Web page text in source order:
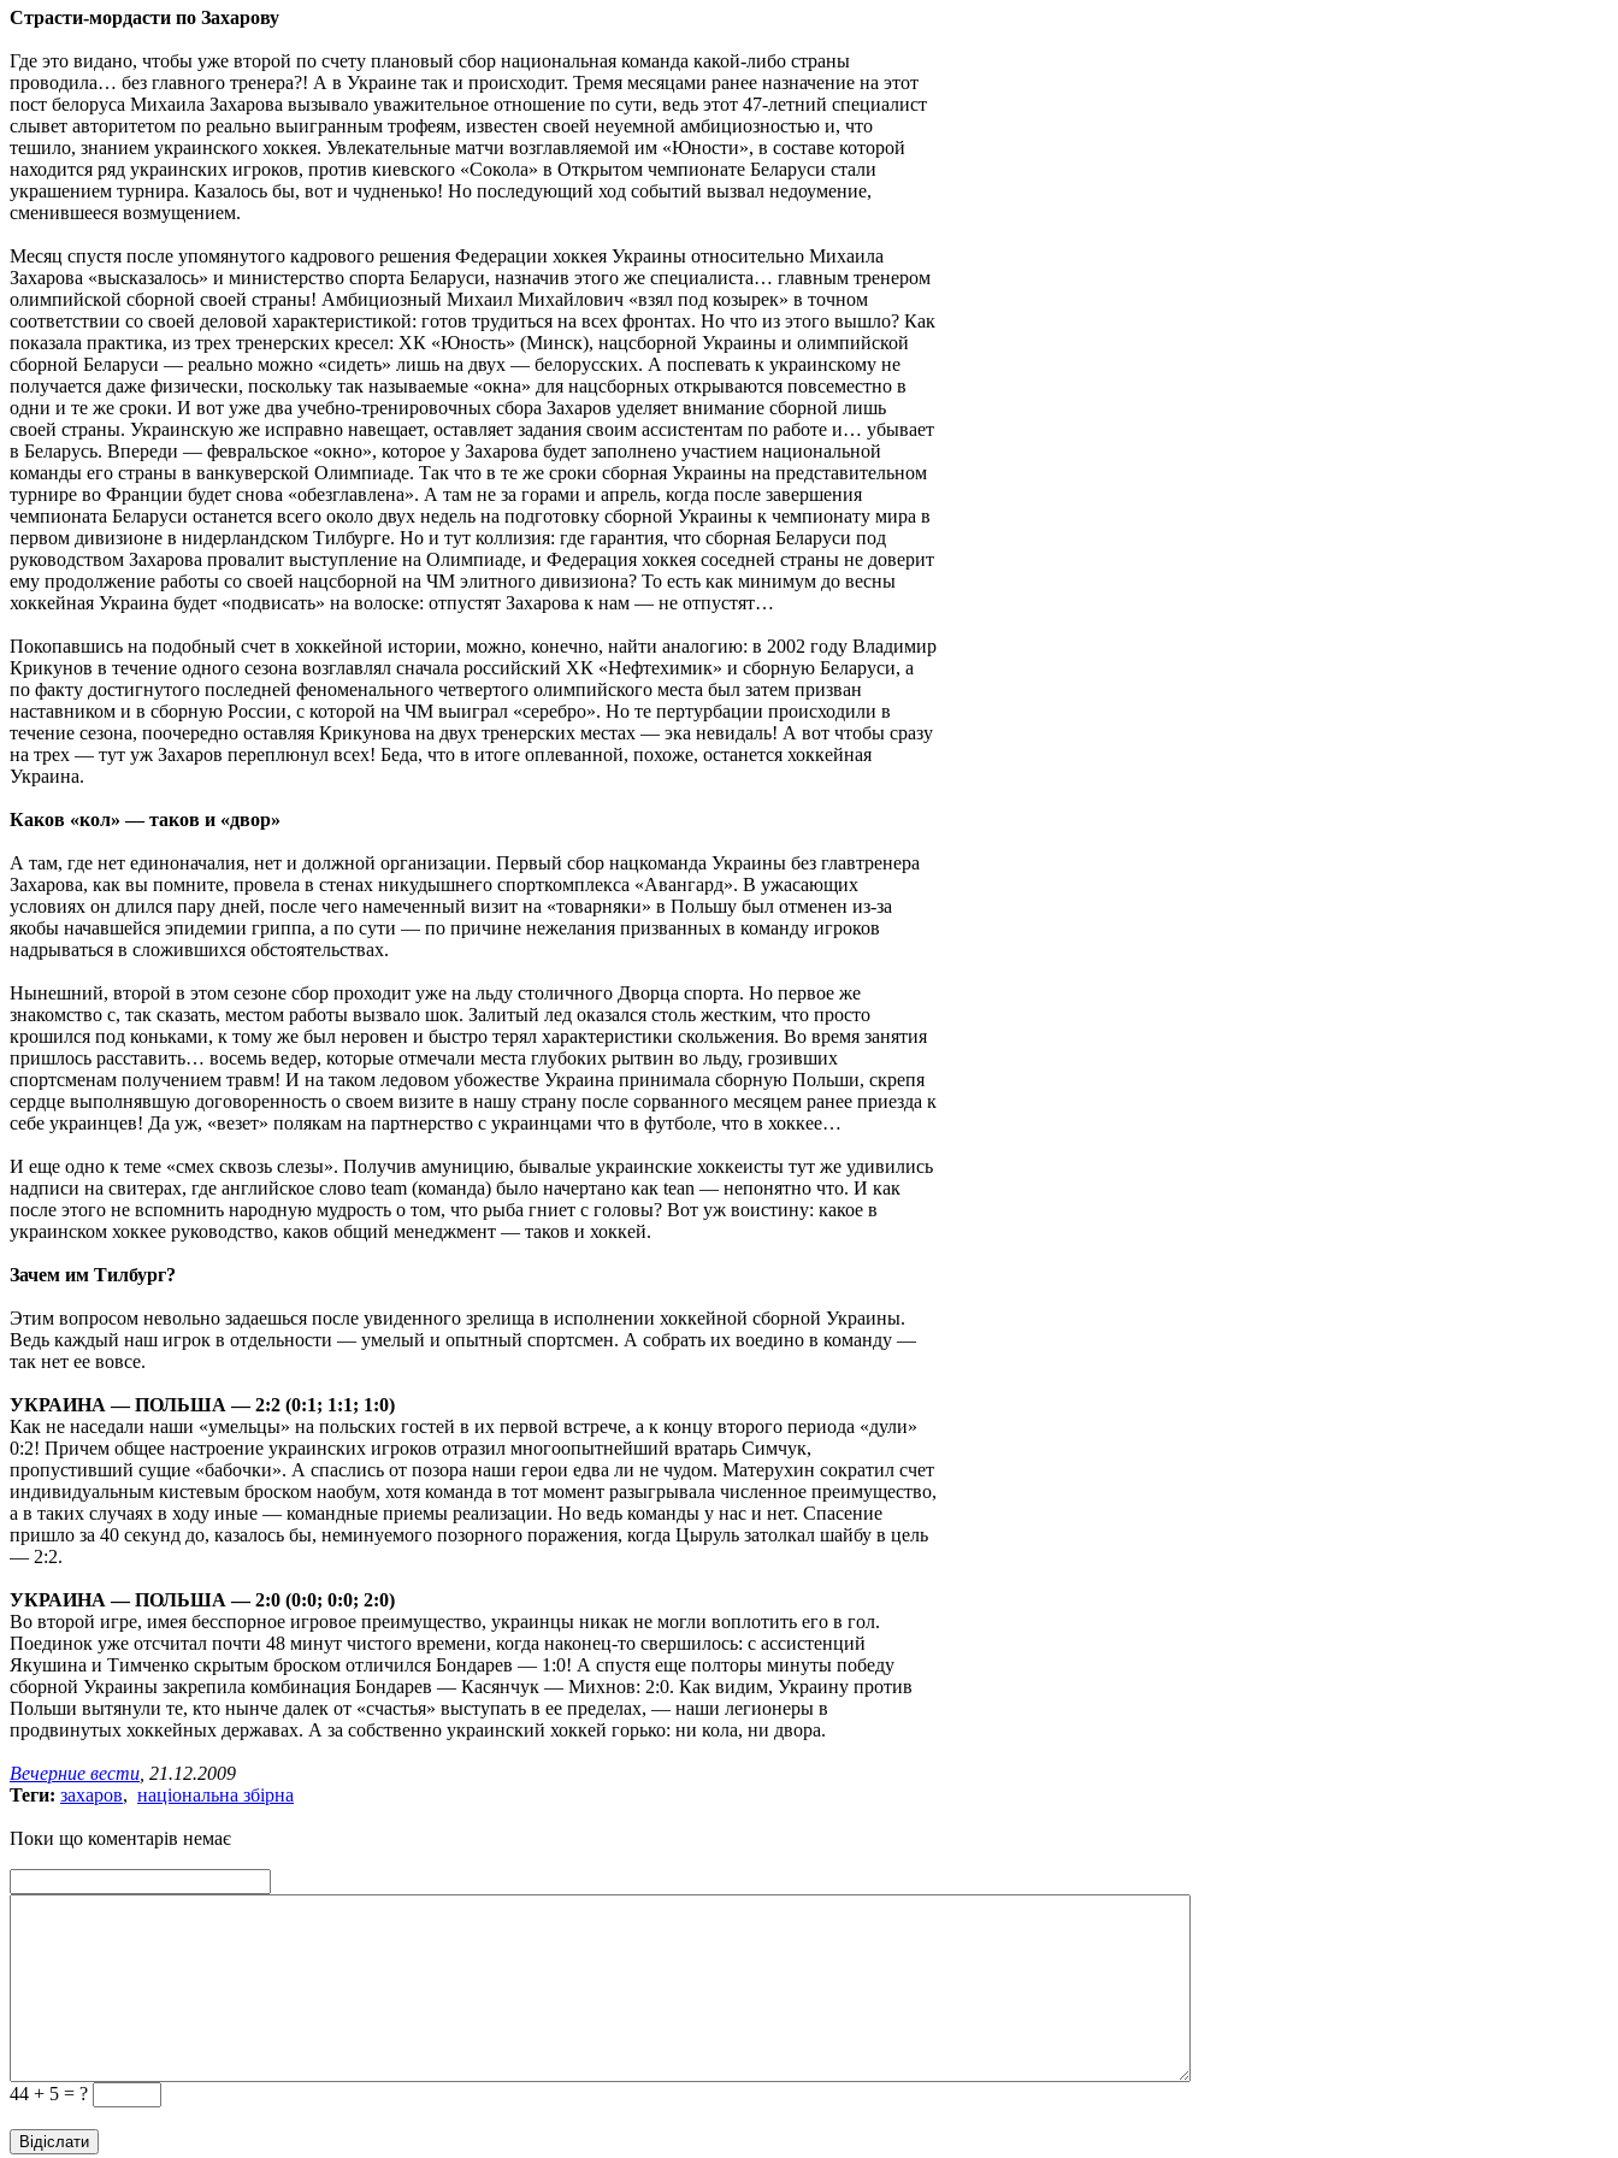
Страсти-мордасти по Захарову
Где это видано, чтобы уже второй по счету плановый сбор национальная команда какой-либо страны
проводила… без главного тренера?! А в Украине так и происходит. Тремя месяцами ранее назначение на этот
пост белоруса Михаила Захарова вызывало уважительное отношение по сути, ведь этот 47-летний специалист
слывет авторитетом по реально выигранным трофеям, известен своей неуемной амбициозностью и, что
тешило, знанием украинского хоккея. Увлекательные матчи возглавляемой им «Юности», в составе которой
находится ряд украинских игроков, против киевского «Сокола» в Открытом чемпионате Беларуси стали
украшением турнира. Казалось бы, вот и чудненько! Но последующий ход событий вызвал недоумение,
сменившееся возмущением.
Месяц спустя после упомянутого кадрового решения Федерации хоккея Украины относительно Михаила
Захарова «высказалось» и министерство спорта Беларуси, назначив этого же специалиста… главным тренером
олимпийской сборной своей страны! Амбициозный Михаил Михайлович «взял под козырек» в точном
соответствии со своей деловой характеристикой: готов трудиться на всех фронтах. Но что из этого вышло? Как
показала практика, из трех тренерских кресел: ХК «Юность» (Минск), нацсборной Украины и олимпийской
сборной Беларуси — реально можно «сидеть» лишь на двух — белорусских. А поспевать к украинскому не
получается даже физически, поскольку так называемые «окна» для нацсборных открываются повсеместно в
одни и те же сроки. И вот уже два учебно-тренировочных сбора Захаров уделяет внимание сборной лишь
своей страны. Украинскую же исправно навещает, оставляет задания своим ассистентам по работе и… убывает
в Беларусь. Впереди — февральское «окно», которое у Захарова будет заполнено участием национальной
команды его страны в ванкуверской Олимпиаде. Так что в те же сроки сборная Украины на представительном
турнире во Франции будет снова «обезглавлена». А там не за горами и апрель, когда после завершения
чемпионата Беларуси останется всего около двух недель на подготовку сборной Украины к чемпионату мира в
первом дивизионе в нидерландском Тилбурге. Но и тут коллизия: где гарантия, что сборная Беларуси под
руководством Захарова провалит выступление на Олимпиаде, и Федерация хоккея соседней страны не доверит
ему продолжение работы со своей нацсборной на ЧМ элитного дивизиона? То есть как минимум до весны
хоккейная Украина будет «подвисать» на волоске: отпустят Захарова к нам — не отпустят…
Покопавшись на подобный счет в хоккейной истории, можно, конечно, найти аналогию: в 2002 году Владимир
Крикунов в течение одного сезона возглавлял сначала российский ХК «Нефтехимик» и сборную Беларуси, а
по факту достигнутого последней феноменального четвертого олимпийского места был затем призван
наставником и в сборную России, с которой на ЧМ выиграл «серебро». Но те пертурбации происходили в
течение сезона, поочередно оставляя Крикунова на двух тренерских местах — эка невидаль! А вот чтобы сразу
на трех — тут уж Захаров переплюнул всех! Беда, что в итоге оплеванной, похоже, останется хоккейная
Украина.
Каков «кол» — таков и «двор»
А там, где нет единоначалия, нет и должной организации. Первый сбор нацкоманда Украины без главтренера
Захарова, как вы помните, провела в стенах никудышнего спорткомплекса «Авангард». В ужасающих
условиях он длился пару дней, после чего намеченный визит на «товарняки» в Польшу был отменен из-за
якобы начавшейся эпидемии гриппа, а по сути — по причине нежелания призванных в команду игроков
надрываться в сложившихся обстоятельствах.
Нынешний, второй в этом сезоне сбор проходит уже на льду столичного Дворца спорта. Но первое же
знакомство с, так сказать, местом работы вызвало шок. Залитый лед оказался столь жестким, что просто
крошился под коньками, к тому же был неровен и быстро терял характеристики скольжения. Во время занятия
пришлось расставить… восемь ведер, которые отмечали места глубоких рытвин во льду, грозивших
спортсменам получением травм! И на таком ледовом убожестве Украина принимала сборную Польши, скрепя
сердце выполнявшую договоренность о своем визите в нашу страну после сорванного месяцем ранее приезда к
себе украинцев! Да уж, «везет» полякам на партнерство с украинцами что в футболе, что в хоккее…
И еще одно к теме «смех сквозь слезы». Получив амуницию, бывалые украинские хоккеисты тут же удивились
надписи на свитерах, где английское слово team (команда) было начертано как tean — непонятно что. И как
после этого не вспомнить народную мудрость о том, что рыба гниет с головы? Вот уж воистину: какое в
украинском хоккее руководство, каков общий менеджмент — таков и хоккей.
Зачем им Тилбург?
Этим вопросом невольно задаешься после увиденного зрелища в исполнении хоккейной сборной Украины.
Ведь каждый наш игрок в отдельности — умелый и опытный спортсмен. А собрать их воедино в команду —
так нет ее вовсе.
УКРАИНА — ПОЛЬША — 2:2 (0:1; 1:1; 1:0)
Как не наседали наши «умельцы» на польских гостей в их первой встрече, а к концу второго периода «дули»
0:2! Причем общее настроение украинских игроков отразил многоопытнейший вратарь Симчук,
пропустивший сущие «бабочки». А спаслись от позора наши герои едва ли не чудом. Матерухин сократил счет
индивидуальным кистевым броском наобум, хотя команда в тот момент разыгрывала численное преимущество,
а в таких случаях в ходу иные — командные приемы реализации. Но ведь команды у нас и нет. Cпасение
пришло за 40 секунд до, казалось бы, неминуемого позорного поражения, когда Цыруль затолкал шайбу в цель
— 2:2.
УКРАИНА — ПОЛЬША — 2:0 (0:0; 0:0; 2:0)
Во второй игре, имея бесспорное игровое преимущество, украинцы никак не могли воплотить его в гол.
Поединок уже отсчитал почти 48 минут чистого времени, когда наконец-то свершилось: с ассистенций
Якушина и Тимченко скрытым броском отличился Бондарев — 1:0! А спустя еще полторы минуты победу
сборной Украины закрепила комбинация Бондарев — Касянчук — Михнов: 2:0. Как видим, Украину против
Польши вытянули те, кто нынче далек от «счастья» выступать в ее пределах, — наши легионеры в
продвинутых хоккейных державах. А за собственно украинский хоккей горько: ни кола, ни двора.
Вечерние вести , 21.12.2009
Теги: захаров, національна збірна
Поки що коментарів немає
44 + 5 = ?